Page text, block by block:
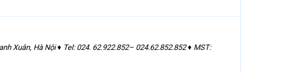
Xuân, Hà Nội ♦ Tel: 024. 62.922.852– 024.62.852.852 ♦ MST: